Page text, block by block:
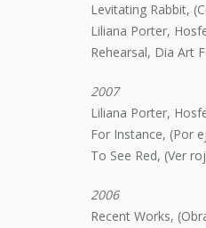
Levitating Rabbit,
Liliana Porter,
Rehearsal, Dia Art
2007
Liliana Porter,
For Instance,
To See Red, (Ver
2006
Recent Works,